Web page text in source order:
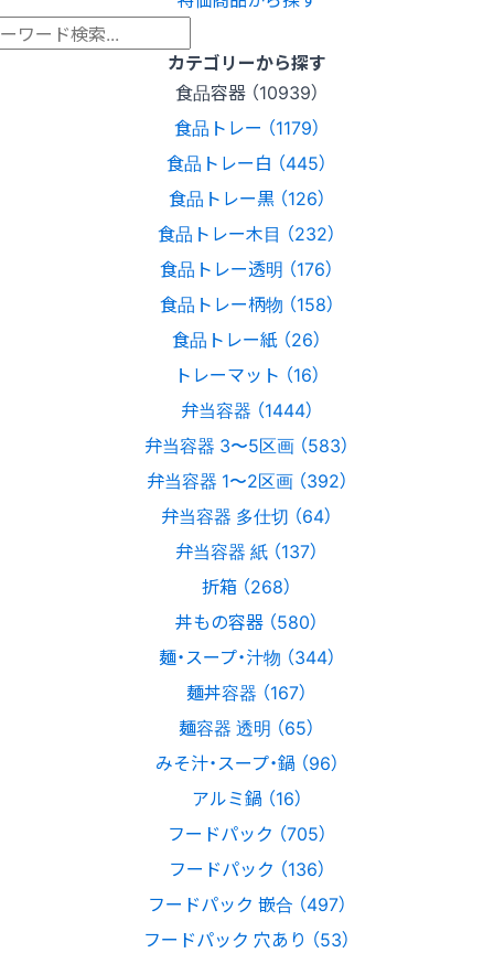
カテゴリーから探す
食品容器 （10939）
食品トレー （1179）
食品トレー白 （445）
食品トレー黒 （126）
食品トレー木目 （232）
食品トレー透明 （176）
食品トレー柄物 （158）
食品トレー紙 （26）
トレーマット （16）
弁当容器 （1444）
弁当容器 3〜5区画 （583）
弁当容器 1〜2区画 （392）
弁当容器 多仕切 （64）
弁当容器 紙 （137）
折箱 （268）
丼もの容器 （580）
麺・スープ・汁物 （344）
麺丼容器 （167）
麺容器 透明 （65）
みそ汁・スープ・鍋 （96）
アルミ鍋 （16）
フードパック （705）
フードパック （136）
フードパック 嵌合 （497）
フードパック 穴あり （53）